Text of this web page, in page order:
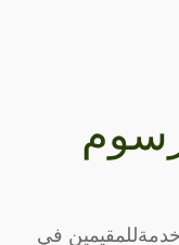
خدمةللمقيمين في